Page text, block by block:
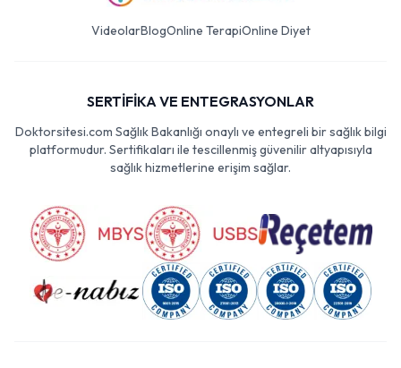
VideolarBlogOnline TerapiOnline Diyet
SERTİFİKA VE ENTEGRASYONLAR
Doktorsitesi.com Sağlık Bakanlığı onaylı ve entegreli bir sağlık bilgi
platformudur. Sertifikaları ile tescillenmiş güvenilir altyapısıyla
sağlık hizmetlerine erişim sağlar.